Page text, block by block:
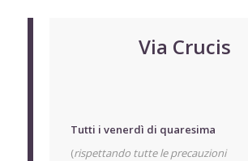
Via Crucis
Tutti i venerdì di quaresima
(rispettando tutte le precauzioni